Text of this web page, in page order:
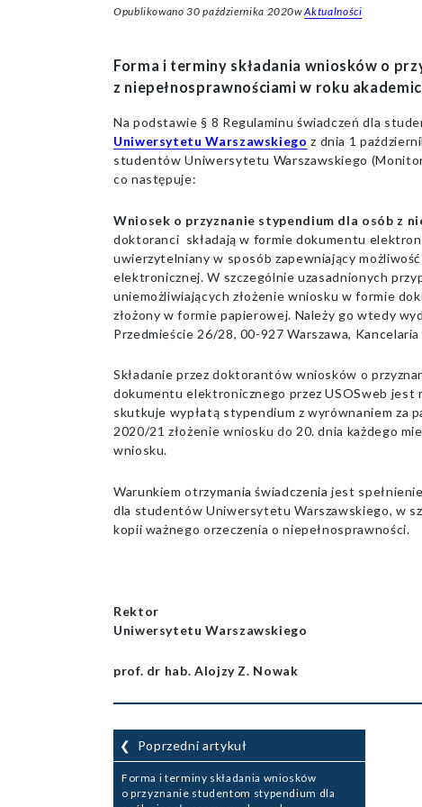
Opublikowano30 października 2020wAktualności
Forma i terminy składania wniosków o
z niepełnosprawnościami w roku
Na podstawie § 8 Regulaminu świadczeń dla
Uniwersytetu Warszawskiego z dnia 1
studentów Uniwersytetu Warszawskiego (Monitor
co następuje:
Wniosek o przyznanie stypendium dla osób z
doktoranci składają w formie dokumentu
uwierzytelniany w sposób zapewniający
elektronicznej. W szczególnie uzasadnionych
uniemożliwiających złożenie wniosku w formie
złożony w formie papierowej. Należy go wtedy
Przedmieście 26/28, 00-927 Warszawa,
Składanie przez doktorantów wniosków o
dokumentu elektronicznego przez USOSweb jest
skutkuje wypłatą stypendium z wyrównaniem za
2020/21 złożenie wniosku do 20. dnia każdego
wniosku.
Warunkiem otrzymania świadczenia jest
dla studentów Uniwersytetu Warszawskiego, w
kopii ważnego orzeczenia o niepełnosprawności.
Rektor
Uniwersytetu Warszawskiego
prof. dr hab. Alojzy Z. Nowak
Nawigacja
wpisu
Poprzedni artykuł
Forma i terminy składania wniosków
o przyznanie studentom stypendium dla